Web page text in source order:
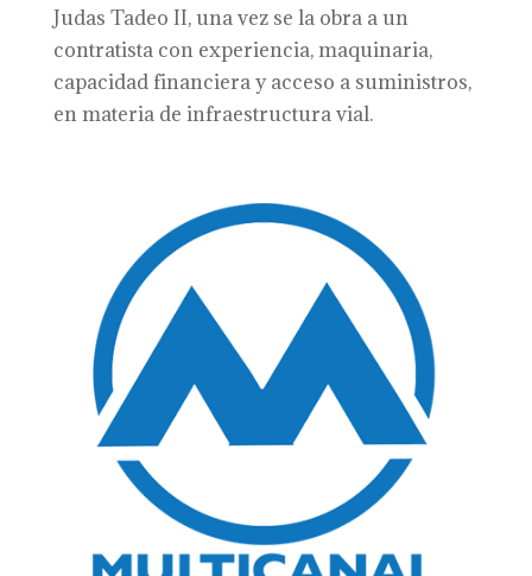
Judas Tadeo II, una vez se la obra a un
contratista con experiencia, maquinaria,
capacidad financiera y acceso a suministros,
en materia de infraestructura vial.